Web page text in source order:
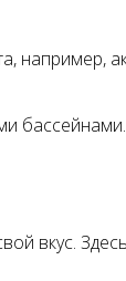
например,
вкус.